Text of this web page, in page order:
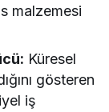
malzemesi
Küresel
gösteren
iş